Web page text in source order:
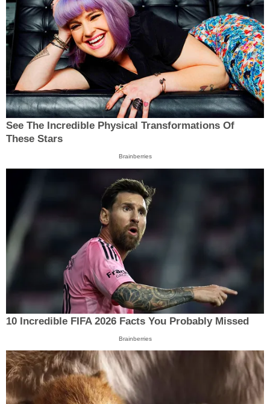
See The Incredible Physical Transformations Of
These Stars
Brainberries
10 Incredible FIFA 2026 Facts You Probably Missed
Brainberries